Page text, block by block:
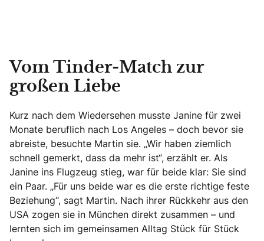
Vom Tinder-Match zur
großen Liebe
Kurz nach dem Wiedersehen musste Janine für zwei
Monate beruflich nach Los Angeles – doch bevor sie
abreiste, besuchte Martin sie. „Wir haben ziemlich
schnell gemerkt, dass da mehr ist“, erzählt er. Als
Janine ins Flugzeug stieg, war für beide klar: Sie sind
ein Paar. „Für uns beide war es die erste richtige feste
Beziehung“, sagt Martin. Nach ihrer Rückkehr aus den
USA zogen sie in München direkt zusammen – und
lernten sich im gemeinsamen Alltag Stück für Stück